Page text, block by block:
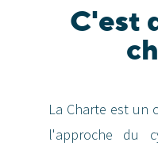
C'est
La Charte est un
l'approche du